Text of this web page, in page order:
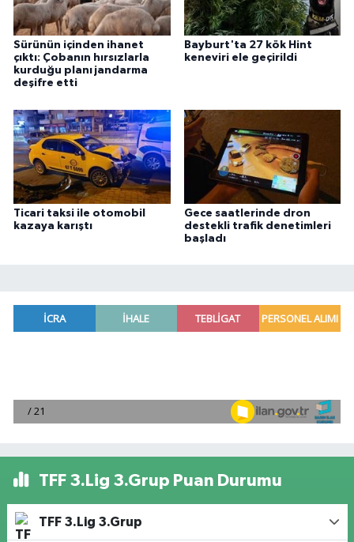
Sürünün içinden ihanet
çıktı: Çobanın hırsızlarla
kurduğu planı jandarma
deşifre etti
Bayburt'ta 27 kök Hint
keneviri ele geçirildi
Ticari taksi ile otomobil
kazaya karıştı
Gece saatlerinde dron
destekli trafik denetimleri
başladı
TFF 3.Lig 3.Grup Puan Durumu
TFF 3.Lig 3.Grup